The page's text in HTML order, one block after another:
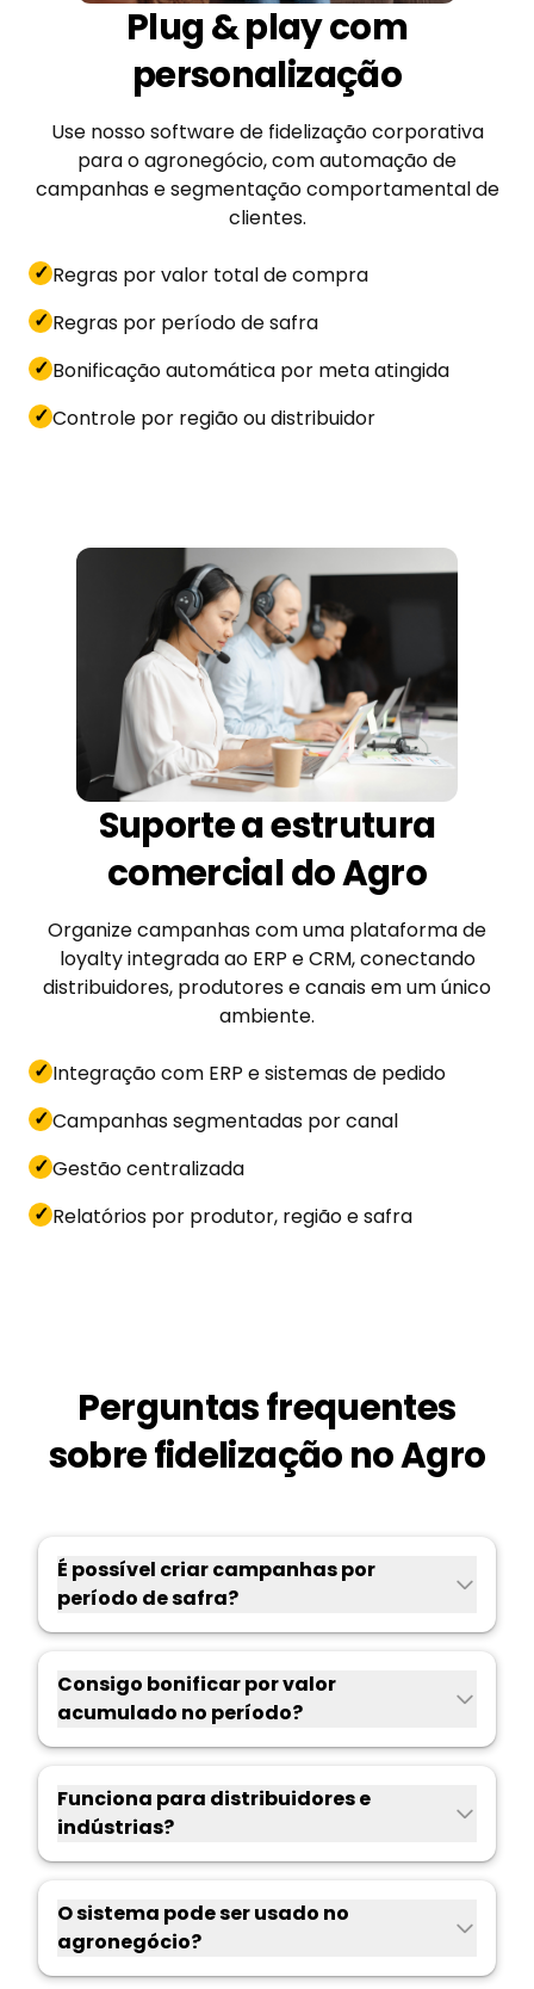
Plug & play com
personalização
Use nosso software de fidelização corporativa
para o agronegócio, com automação de
campanhas e segmentação comportamental de
clientes.
✓Regras por valor total de compra
✓Regras por período de safra
✓Bonificação automática por meta atingida
✓Controle por região ou distribuidor
Suporte a estrutura
comercial do Agro
Organize campanhas com uma plataforma de
loyalty integrada ao ERP e CRM, conectando
distribuidores, produtores e canais em um único
ambiente.
✓Integração com ERP e sistemas de pedido
✓Campanhas segmentadas por canal
✓Gestão centralizada
✓Relatórios por produtor, região e safra
Perguntas frequentes
sobre fidelização no Agro
É possível criar campanhas por
período de safra?
Consigo bonificar por valor
acumulado no período?
Funciona para distribuidores e
indústrias?
O sistema pode ser usado no
agronegócio?